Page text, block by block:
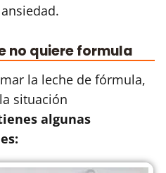
no quiere formula
la leche de fórmula,
situación
algunas